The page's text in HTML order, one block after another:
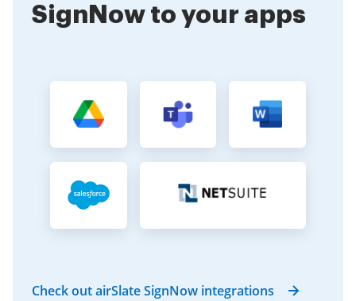
SignNow to your apps
Check out airSlate SignNow integrations